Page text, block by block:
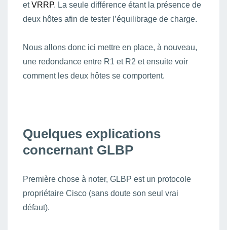
etVRRP. La seule différence étant la présence de
deux hôtes afin de tester l’équilibrage de charge.
Nous allons donc ici mettre en place, à nouveau,
une redondance entre R1 et R2 et ensuite voir
comment les deux hôtes se comportent.
Quelques explications
concernant GLBP
Première chose à noter, GLBP est un protocole
propriétaire Cisco (sans doute son seul vrai
défaut).